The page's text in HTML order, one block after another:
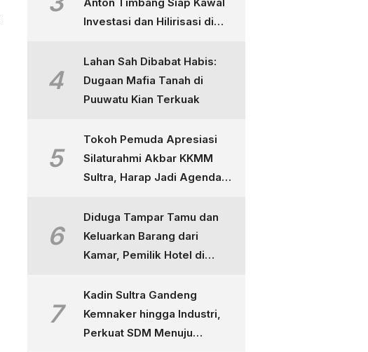
Investasi dan Hilirisasi di
4
Lahan Sah Dibabat Habis:
Dugaan Mafia Tanah di
Puuwatu Kian Terkuak
5
Tokoh Pemuda Apresiasi
Silaturahmi Akbar KKMM
Sultra, Harap Jadi Agenda
6
Diduga Tampar Tamu dan
Keluarkan Barang dari
Kamar, Pemilik Hotel di
7
Kadin Sultra Gandeng
Kemnaker hingga Industri,
Perkuat SDM Menuju